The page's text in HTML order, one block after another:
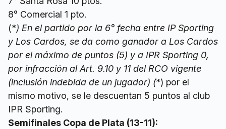
8° Comercial 1 pto.
(*) En el partido por la 6° fecha entre IP Sporting
y Los Cardos, se da como ganador a Los Cardos
por el máximo de puntos (5) y a IPR Sporting 0,
por infracción al Art. 9.10 y 11 del RCO vigente
(inclusión indebida de un jugador) (*) por el
mismo motivo, se le descuentan 5 puntos al club
IPR Sporting.
Semifinales Copa de Plata (13-11):